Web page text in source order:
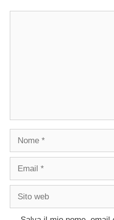
Nome
Email
Sito